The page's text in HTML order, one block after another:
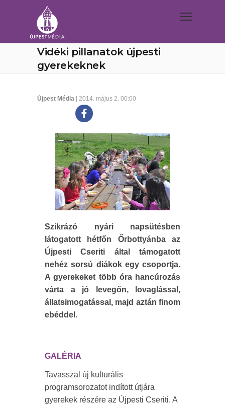
Vidéki pillanatok újpesti
gyerekeknek
Újpest Média | 2014. május 2. 00:00
Szikrázó nyári napsütésben
látogatott hétfőn Őrbottyánba az
Újpesti Cseriti által támogatott
nehéz sorsú diákok egy csoportja.
A gyerekeket több óra hancúrozás
várta a jó levegőn, lovaglással,
állatsimogatással, majd aztán finom
ebéddel.
GALÉRIA
Tavasszal új kulturális
programsorozatot indított útjára
gyerekek részére az Újpesti Cseriti. A